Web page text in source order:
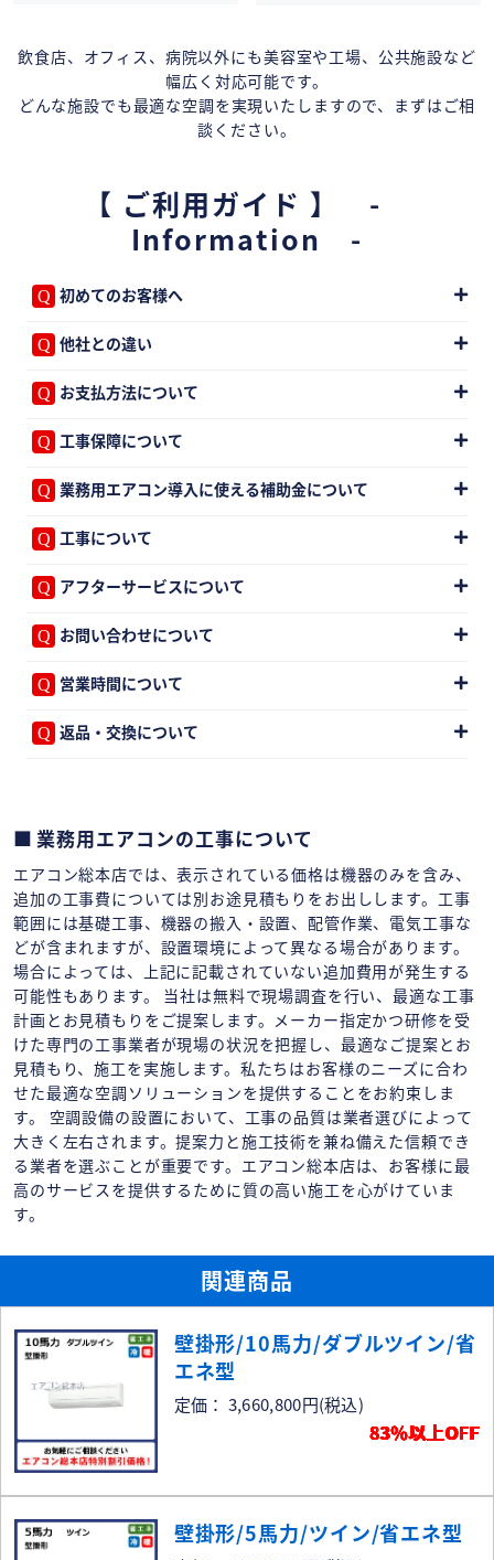
飲食店、オフィス、病院以外にも美容室や工場、公共施設など
幅広く対応可能です。
どんな施設でも最適な空調を実現いたしますので、まずはご相
談ください。
【 ご利用ガイド 】 -
Information -
初めてのお客様へ
他社との違い
お支払方法について
工事保障について
業務用エアコン導入に使える補助金について
工事について
アフターサービスについて
お問い合わせについて
営業時間について
返品・交換について
業務用エアコンの工事について
エアコン総本店では、表示されている価格は機器のみを含み、
追加の工事費については別お途見積もりをお出しします。工事
範囲には基礎工事、機器の搬入・設置、配管作業、電気工事な
どが含まれますが、設置環境によって異なる場合があります。
場合によっては、上記に記載されていない追加費用が発生する
可能性もあります。 当社は無料で現場調査を行い、最適な工事
計画とお見積もりをご提案します。メーカー指定かつ研修を受
けた専門の工事業者が現場の状況を把握し、最適なご提案とお
見積もり、施工を実施します。私たちはお客様のニーズに合わ
せた最適な空調ソリューションを提供することをお約束しま
す。 空調設備の設置において、工事の品質は業者選びによって
大きく左右されます。提案力と施工技術を兼ね備えた信頼でき
る業者を選ぶことが重要です。エアコン総本店は、お客様に最
高のサービスを提供するために質の高い施工を心がけていま
す。
関連商品
壁掛形/10馬力/ダブルツイン/省
エネ型
定価： 3,660,800円(税込)
83％以上OFF
壁掛形/5馬力/ツイン/省エネ型